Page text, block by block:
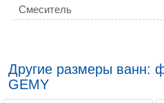
Смеситель
Антискользящее покрытие
Другие размеры ванн:
GEMY